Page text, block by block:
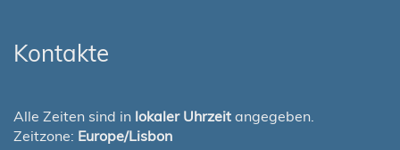
Kontakte
Alle Zeiten sind in lokaler Uhrzeit angegeben.
Zeitzone: Europe/Lisbon